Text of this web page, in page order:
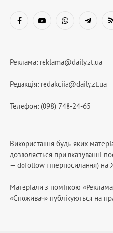
FacebookYouTubeWhatsApp
Реклама: reklama@daily.zt.ua
Редакція: redakciia@daily.zt.ua
Телефон: (098) 748-24-65
Використання будь-яких
дозволяється при вказуванні
— dofollow гіперпосилання)
Матеріали з поміткою
«Споживач» публікуються на